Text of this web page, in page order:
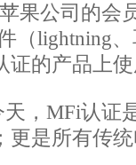
果公司的会
（lightning
证的产品上
，MFi认证
更是所有传